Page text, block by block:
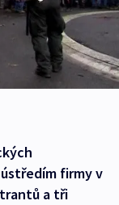
firmy v
a tři